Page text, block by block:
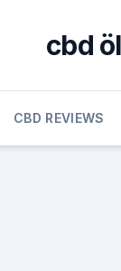
cbd
CBD REVIEWS